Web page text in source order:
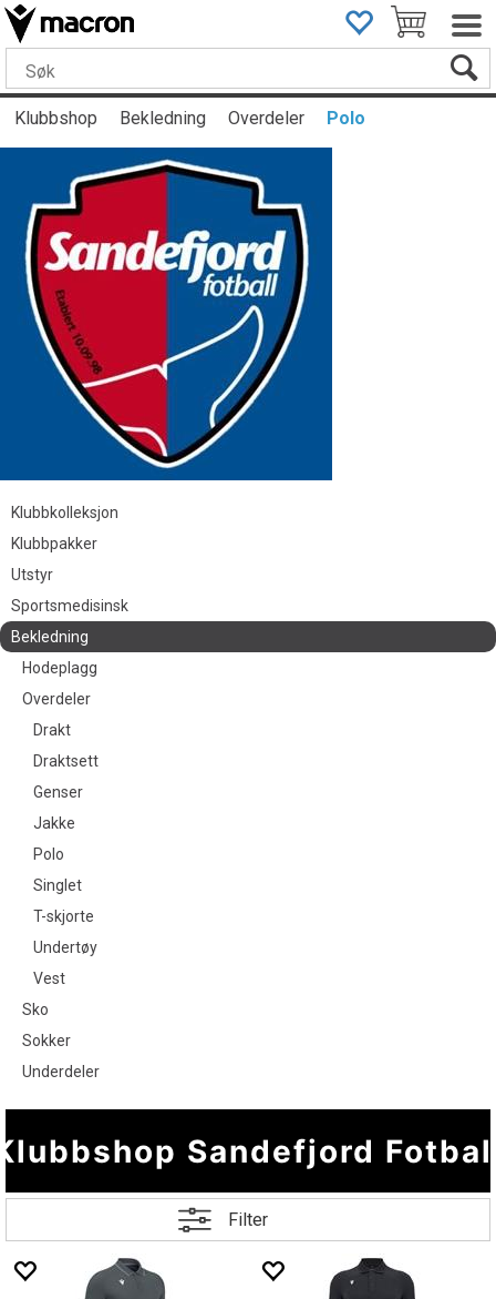
Klubbshop Bekledning Overdeler Polo
Klubbkolleksjon
Klubbpakker
Utstyr
Sportsmedisinsk
Bekledning
Hodeplagg
Overdeler
Drakt
Draktsett
Genser
Jakke
Polo
Singlet
T-skjorte
Undertøy
Vest
Sko
Sokker
Underdeler
Sandefjord
Filter